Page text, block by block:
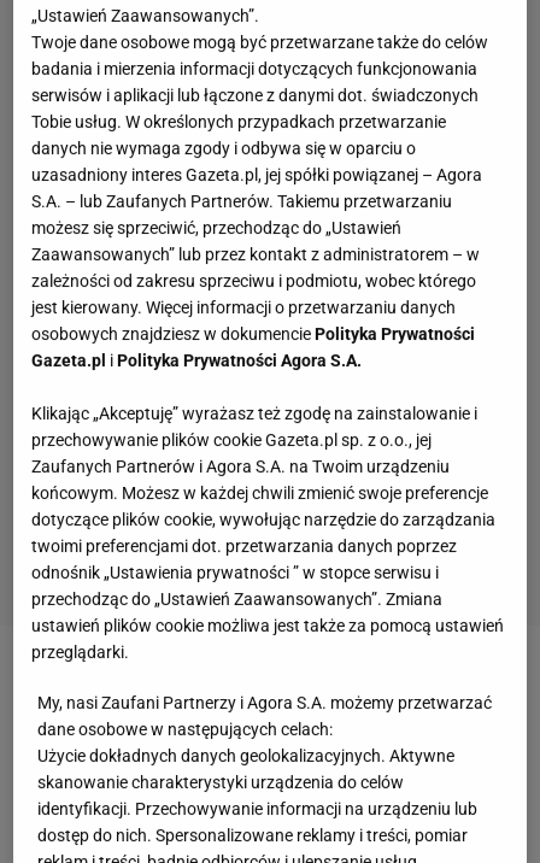
tego, by zmienić otoczenie
Zamieszanie w Bayernie po imprezie piłkarzy na
Ibizie. Trenerzy niezadowoleni, a dyrektor
„Ustawień Zaawansowanych”.
Twoje dane osobowe mogą być przetwarzane także do celów
badania i mierzenia informacji dotyczących funkcjonowania
serwisów i aplikacji lub łączone z danymi dot. świadczonych
Tobie usług. W określonych przypadkach przetwarzanie
danych nie wymaga zgody i odbywa się w oparciu o
uzasadniony interes Gazeta.pl, jej spółki powiązanej – Agora
S.A. – lub Zaufanych Partnerów. Takiemu przetwarzaniu
możesz się sprzeciwić, przechodząc do „Ustawień
Zaawansowanych” lub przez kontakt z administratorem – w
zależności od zakresu sprzeciwu i podmiotu, wobec którego
jest kierowany. Więcej informacji o przetwarzaniu danych
osobowych znajdziesz w dokumenciePolityka Prywatności
Gazeta.pl iPolityka Prywatności Agora S.A.
Klikając „Akceptuję” wyrażasz też zgodę na zainstalowanie i
przechowywanie plików cookie Gazeta.pl sp. z o.o., jej
Zaufanych Partnerów i Agora S.A. na Twoim urządzeniu
końcowym. Możesz w każdej chwili zmienić swoje preferencje
dotyczące plików cookie, wywołując narzędzie do zarządzania
twoimi preferencjami dot. przetwarzania danych poprzez
odnośnik „Ustawienia prywatności ” w stopce serwisu i
przechodząc do „Ustawień Zaawansowanych”. Zmiana
ustawień plików cookie możliwa jest także za pomocą ustawień
przeglądarki.
My, nasi Zaufani Partnerzy i Agora S.A. możemy przetwarzać
dane osobowe w następujących celach:
Użycie dokładnych danych geolokalizacyjnych. Aktywne
skanowanie charakterystyki urządzenia do celów
identyfikacji. Przechowywanie informacji na urządzeniu lub
dostęp do nich. Spersonalizowane reklamy i treści, pomiar